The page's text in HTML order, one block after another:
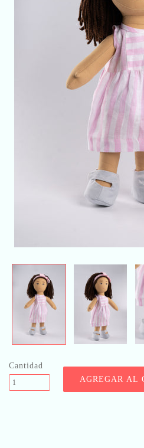
Cantidad